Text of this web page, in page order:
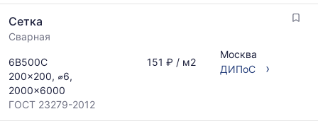
обновляется
по
мере
прайс-
листов.
Сетка
Сварная
6В500С
200x200, ⌀6,
2000x6000
ГОСТ 23279-2012
151 ₽ / м2
Москва
ДИПоС
›